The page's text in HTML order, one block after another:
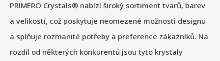
PRIMERO Crystals® nabízí široký sortiment tvarů, barev
a velikostí, což poskytuje neomezené možnosti designu
a splňuje rozmanité potřeby a preference zákazníků. Na
rozdíl od některých konkurentů jsou tyto krystaly